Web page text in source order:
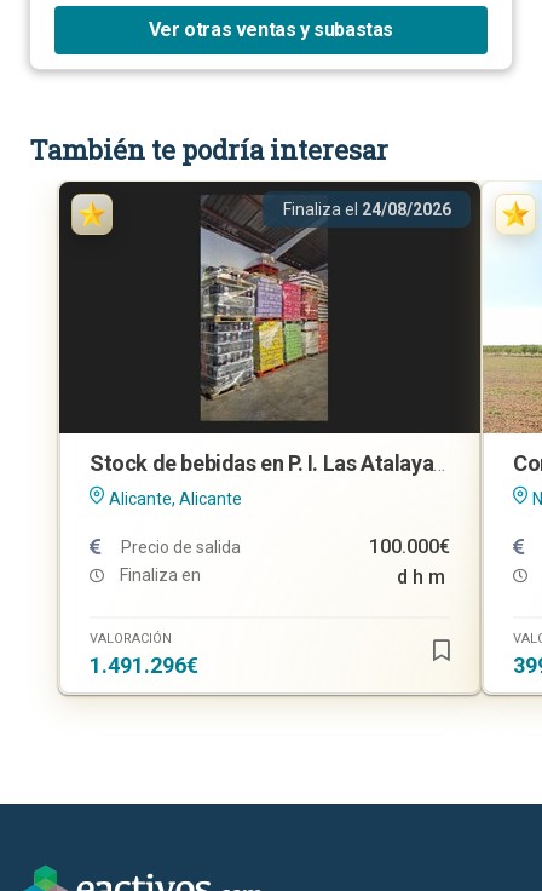
Ver otras ventas y subastas
También te podría interesar
Finaliza el 24/08/2026
Stock de bebidas en P. I. Las Atalayas, Alicante
Alicante, Alicante
Precio de salida 100.000€
Finaliza en d h m
VALORACIÓN
1.491.296€